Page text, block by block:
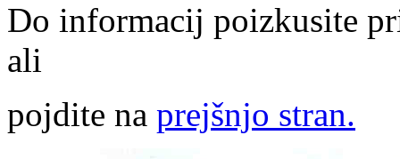
Do informacij poizkusite
ali
pojdite na prejšnjo stran.